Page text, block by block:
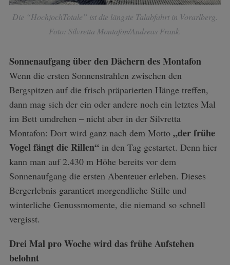
Die “HochjochTotale” ist die längste Talabfahrt in Vorarlberg.
Foto: Silvretta Montafon/Andreas Frank.
Sonnenaufgang über den Dächern des Montafon
Wenn die ersten Sonnenstrahlen zwischen den
Bergspitzen auf die frisch präparierten Hänge treffen,
dann mag sich der ein oder andere noch ein letztes Mal
im Bett umdrehen – nicht aber in der Silvretta
Montafon: Dort wird ganz nach dem Motto „der frühe
Vogel fängt die Rillen“in den Tag gestartet. Denn hier
kann man auf 2.430 m Höhe bereits vor dem
Sonnenaufgang die ersten Abenteuer erleben. Dieses
Bergerlebnis garantiert morgendliche Stille und
winterliche Genussmomente, die niemand so schnell
vergisst.
Drei Mal pro Woche wird das frühe Aufstehen
belohnt